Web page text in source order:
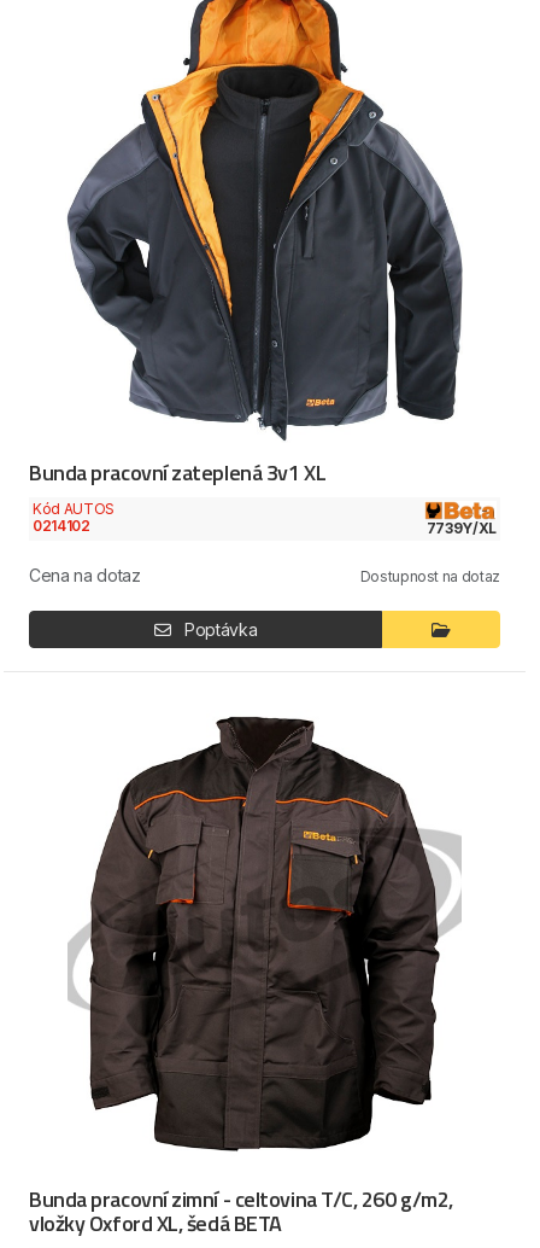
Bunda pracovní zateplená 3v1 XL
Kód AUTOS
0214102
7739Y/XL
Cena na dotaz Dostupnost na dotaz
Poptávka
Bunda pracovní zimní - celtovina T/C, 260 g/m2,
vložky Oxford XL, šedá BETA